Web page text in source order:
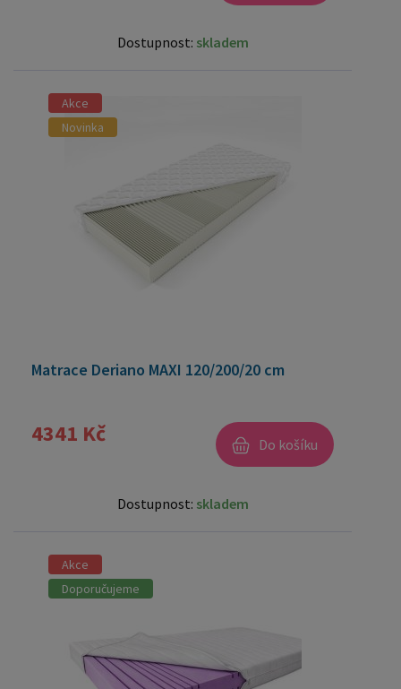
Dostupnost: skladem
Akce
Novinka
Matrace Deriano MAXI 120/200/20 cm
4341 Kč Do košíku
Dostupnost: skladem
Akce
Doporučujeme